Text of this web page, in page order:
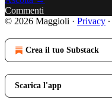
Commenti
© 2026 Maggioli · Privacy ∙
Crea il tuo Substack
Scarica l'app